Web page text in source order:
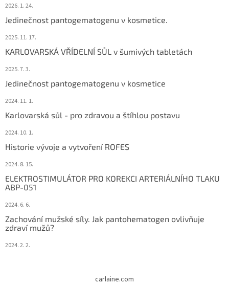
2026. 1. 24.
Jedinečnost pantogematogenu v kosmetice.
2025. 11. 17.
KARLOVARSKÁ VŘÍDELNÍ SŮL v šumivých tabletách
2025. 7. 3.
Jedinečnost pantogematogenu v kosmetice
2024. 11. 1.
Karlovarská sůl - pro zdravou a štíhlou postavu
2024. 10. 1.
Historie vývoje a vytvoření ROFES
2024. 8. 15.
ELEKTROSTIMULÁTOR PRO KOREKCI ARTERIÁLNÍHO TLAKU
ABP-051
2024. 6. 6.
Zachování mužské síly. Jak pantohematogen ovlivňuje
zdraví mužů?
2024. 2. 2.
carlaine.com